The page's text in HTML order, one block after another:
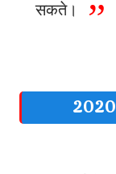
सकते।
2020